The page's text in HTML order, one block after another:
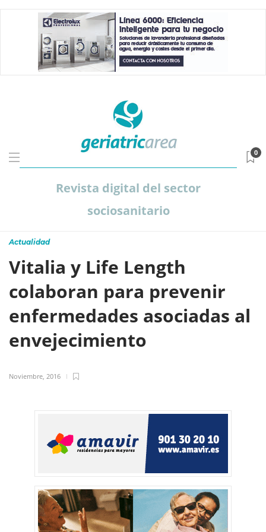
Revista digital del sector
sociosanitario
0
Actualidad
Vitalia y Life Length
colaboran para prevenir
enfermedades asociadas al
envejecimiento
Noviembre, 2016